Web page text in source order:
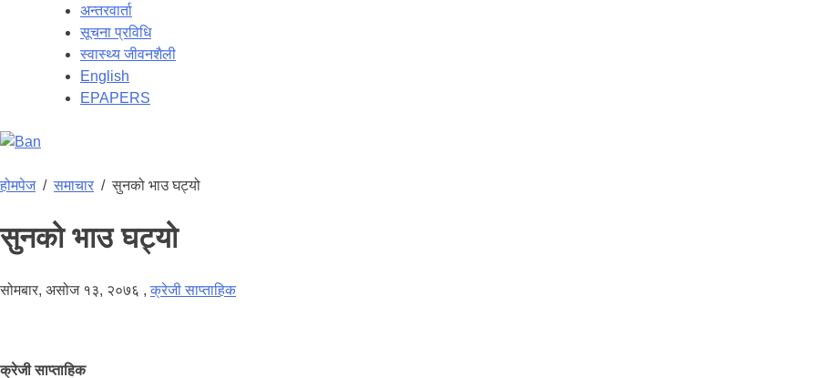
अन्तरवार्ता
सूचना प्रविधि
स्वास्थ्य जीवनशैली
English
EPAPERS
होमपेज/समाचार /सुनको भाउ घट्यो
सुनको भाउ घट्यो
सोमबार, असोज १३, २०७६ ,क्रेजी साप्ताहिक
क्रेजी साप्ताहिक